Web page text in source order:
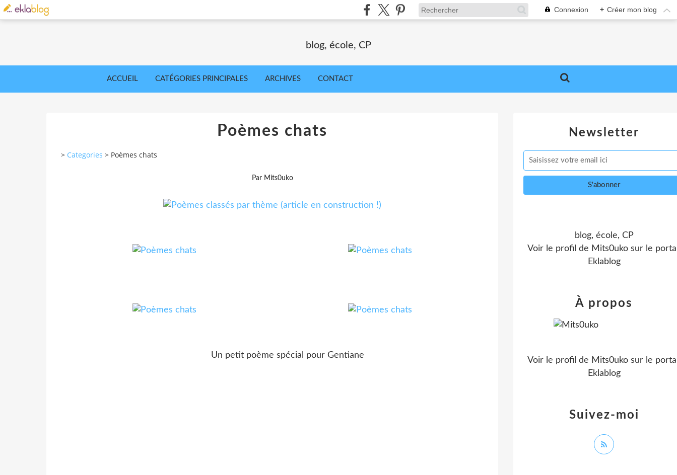
Connexion + Créer mon blog
blog, école, CP
ACCUEIL CATÉGORIES PRINCIPALES ARCHIVES CONTACT
Poèmes chats
> Categories > Poèmes chats
Par Mits0uko
Un petit poème spécial pour Gentiane
Newsletter
blog, école, CP
Voir le profil de Mits0uko sur le
Eklablog
Suivez-moi
À propos
Voir le profil de Mits0uko sur le
Eklablog